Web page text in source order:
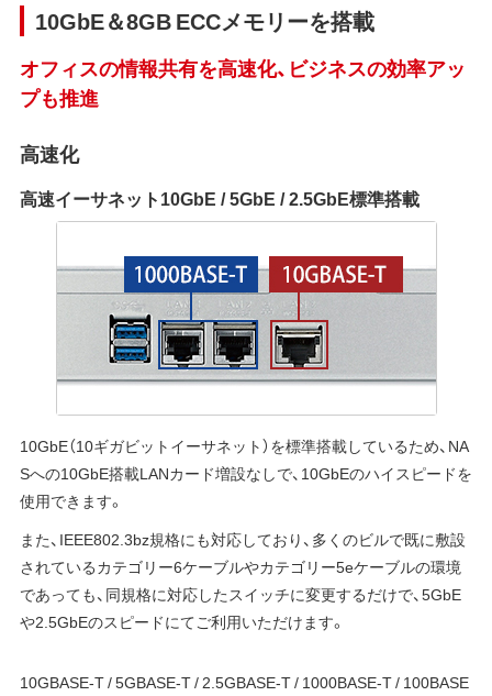
10GbE＆8GB ECCメモリーを搭載
オフィスの情報共有を高速化、ビジネスの効率アッ
プも推進
高速化
高速イーサネット10GbE / 5GbE / 2.5GbE標準搭載
10GbE（10ギガビットイーサネット）を標準搭載しているため、NA
Sへの10GbE搭載LANカード増設なしで、10GbEのハイスピードを
使用できます。
また、IEEE802.3bz規格にも対応しており、多くのビルで既に敷設
されているカテゴリー6ケーブルやカテゴリー5eケーブルの環境
であっても、同規格に対応したスイッチに変更するだけで、5GbE
や2.5GbEのスピードにてご利用いただけます。
10GBASE-T / 5GBASE-T / 2.5GBASE-T / 1000BASE-T / 100BASE